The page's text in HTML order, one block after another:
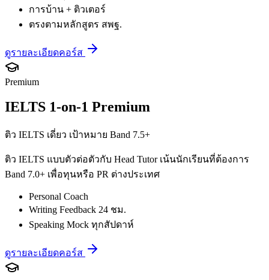
การบ้าน + ติวเตอร์
ตรงตามหลักสูตร สพฐ.
ดูรายละเอียดคอร์ส
Premium
IELTS 1-on-1 Premium
ติว IELTS เดี่ยว เป้าหมาย Band 7.5+
ติว IELTS แบบตัวต่อตัวกับ Head Tutor เน้นนักเรียนที่ต้องการ
Band 7.0+ เพื่อทุนหรือ PR ต่างประเทศ
Personal Coach
Writing Feedback 24 ชม.
Speaking Mock ทุกสัปดาห์
ดูรายละเอียดคอร์ส